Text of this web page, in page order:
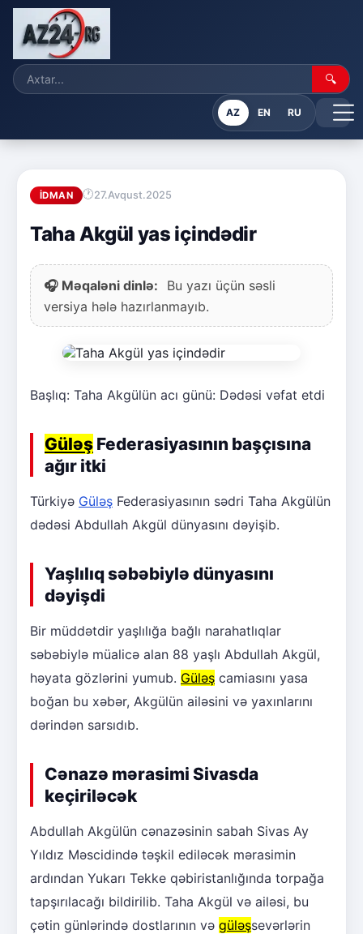
🔍
AZ EN RU
İDMAN 27.Avqust.2025
Taha Akgül yas içindədir
🎧 Məqaləni dinlə:
Bu yazı üçün səsli
versiya hələ hazırlanmayıb.
Başlıq: Taha Akgülün acı günü: Dədəsi vəfat etdi
Güləş Federasiyasının başçısına
ağır itki
Türkiyə Güləş Federasiyasının sədri Taha Akgülün
dədəsi Abdullah Akgül dünyasını dəyişib.
Yaşlılıq səbəbiylə dünyasını
dəyişdi
Bir müddətdir yaşlılığa bağlı narahatlıqlar
səbəbiylə müalicə alan 88 yaşlı Abdullah Akgül,
həyata gözlərini yumub. Güləş camiasını yasa
boğan bu xəbər, Akgülün ailəsini və yaxınlarını
dərindən sarsıdıb.
Cənazə mərasimi Sivasda
keçiriləcək
Abdullah Akgülün cənazəsinin sabah Sivas Ay
Yıldız Məscidində təşkil ediləcək mərasimin
ardından Yukarı Tekke qəbiristanlığında torpağa
tapşırılacağı bildirilib. Taha Akgül və ailəsi, bu
çətin günlərində dostlarının və güləşsevərlərin